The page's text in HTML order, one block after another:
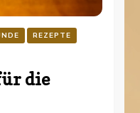
REZEPTE
die